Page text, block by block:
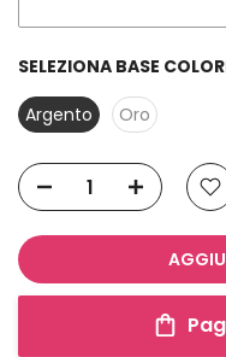
SELEZIONA BASE
Argento
Oro